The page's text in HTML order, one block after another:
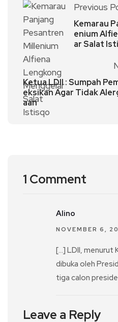
Previous
Kemarau
enium
ar Salat
Ketua LDII : Sumpah
eksikan Agar Tidak
aan
1 Comment
Alino
NOVEMBER 6,
[…] LDII, menurut
dibuka oleh
tiga calon
Leave a Reply